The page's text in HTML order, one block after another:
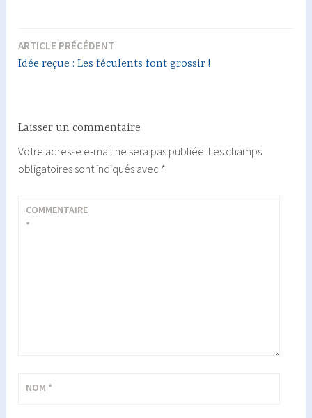
Navigation
ARTICLE PRÉCÉDENT
Idée reçue : Les féculents font grossir !
Laisser un commentaire
Votre adresse e-mail ne sera pas publiée. Les champs
obligatoires sont indiqués avec *
COMMENTAIRE
*
NOM *